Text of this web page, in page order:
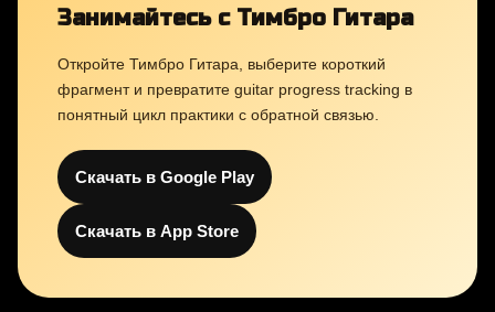
Занимайтесь с Тимбро Гитара
Откройте Тимбро Гитара, выберите короткий
фрагмент и превратите guitar progress tracking в
понятный цикл практики с обратной связью.
Скачать в Google Play
Скачать в App Store